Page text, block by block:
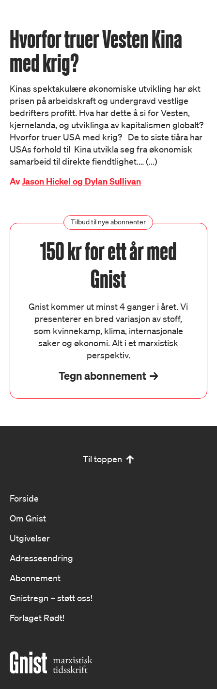
Hvorfor truer Vesten Kina
med krig?
Kinas spektakulære økonomiske utvikling har økt
prisen på arbeidskraft og undergravd vestlige
bedrifters profitt. Hva har dette å si for Vesten,
kjernelanda, og utviklinga av kapitalismen globalt?
Hvorfor truer USA med krig? De to siste tiåra har
USAs forhold til Kina utvikla seg fra økonomisk
samarbeid til direkte fiendtlighet.… (...)
AvJason Hickel og Dylan Sullivan
Tilbud til nye abonnenter
150 kr for ett år med
Gnist
Gnist kommer ut minst 4 ganger i året. Vi
presenterer en bred variasjon av stoff,
som kvinnekamp, klima, internasjonale
saker og økonomi. Alt i et marxistisk
perspektiv.
Tegn abonnement
Til toppen
Forside
Om Gnist
Utgivelser
Adresseendring
Abonnement
Gnistregn – støtt oss!
Forlaget Rødt!